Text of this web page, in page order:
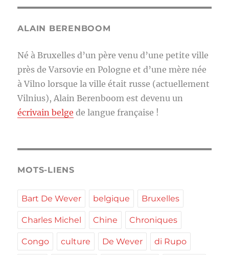
ALAIN BERENBOOM
Né à Bruxelles d’un père venu d’une petite ville
près de Varsovie en Pologne et d’une mère née
à Vilno lorsque la ville était russe (actuellement
Vilnius), Alain Berenboom est devenu un
écrivain belge de langue française !
MOTS-LIENS
Bart De Wever belgique Bruxelles
Charles Michel Chine Chroniques
Congo culture De Wever di Rupo